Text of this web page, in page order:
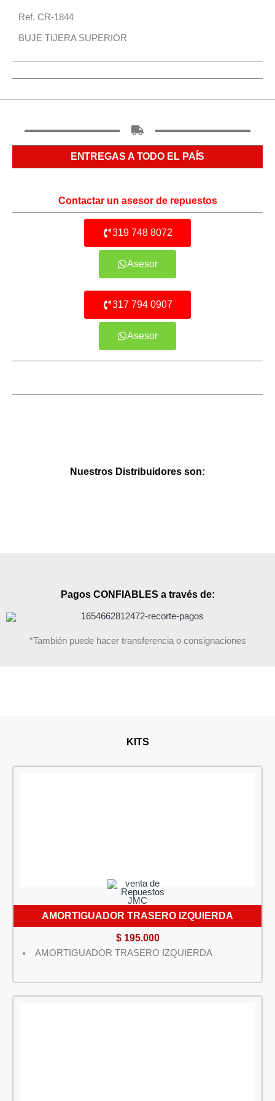
Ref. CR-1844
BUJE TIJERA SUPERIOR
ENTREGAS A TODO EL PAÍS
Contactar un asesor de repuestos
319 748 8072
Asesor
317 794 0907
Asesor
Nuestros Distribuidores son:
Pagos CONFIABLES a través de:
*También puede hacer transferencia o consignaciones
KITS
AMORTIGUADOR TRASERO IZQUIERDA
$195.000
AMORTIGUADOR TRASERO IZQUIERDA